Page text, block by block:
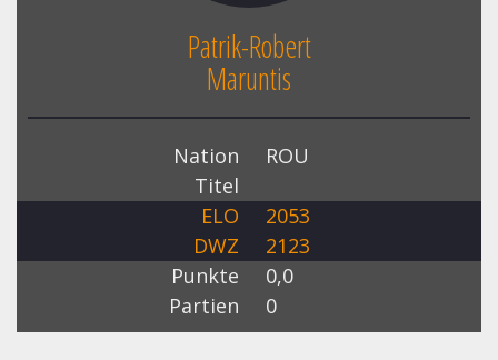
Patrik-Robert
Maruntis
Nation
ROU
Titel
ELO
2053
DWZ
2123
Punkte
0,0
Partien
0